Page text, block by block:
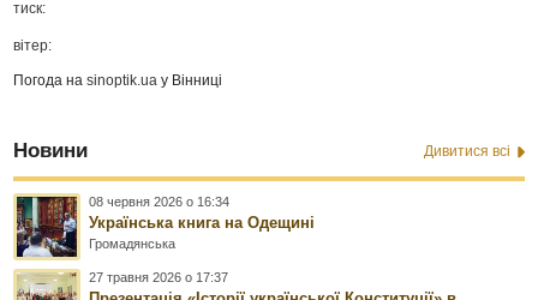
тиск:
вітер:
Погода наsinoptik.ua у Вінниці
Новини Дивитися всі
08 червня 2026 о 16:34
Українська книга на Одещині
Громадянська
27 травня 2026 о 17:37